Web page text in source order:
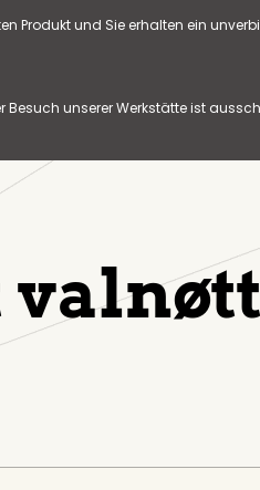
Produkt und Sie erhalten ein
unserer Werkstätte ist
valnøtt